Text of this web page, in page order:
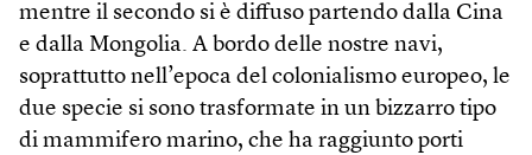
mentre il secondo si è diffuso partendo dalla Cina
e dalla Mongolia. A bordo delle nostre navi,
soprattutto nell’epoca del colonialismo europeo, le
due specie si sono trasformate in un bizzarro tipo
di mammifero marino, che ha raggiunto porti